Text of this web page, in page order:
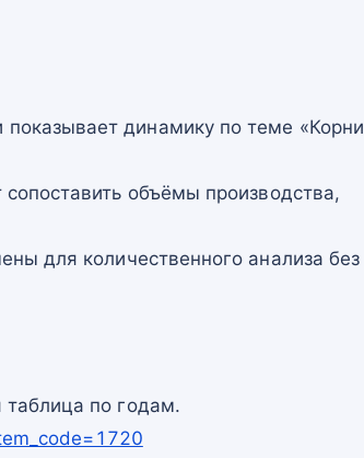
динамику по теме «Корни
объёмы производства,
для количественного анализа без
по годам.